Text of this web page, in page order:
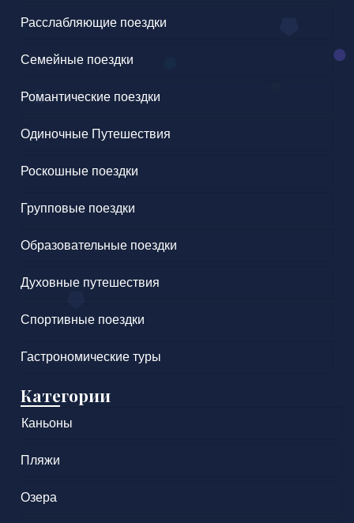
Расслабляющие поездки
Семейные поездки
Романтические поездки
Одиночные Путешествия
Роскошные поездки
Групповые поездки
Образовательные поездки
Духовные путешествия
Спортивные поездки
Гастрономические туры
Категории
Каньоны
Пляжи
Озера